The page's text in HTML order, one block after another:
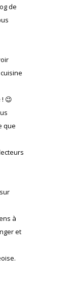
de
😉
que
à
et